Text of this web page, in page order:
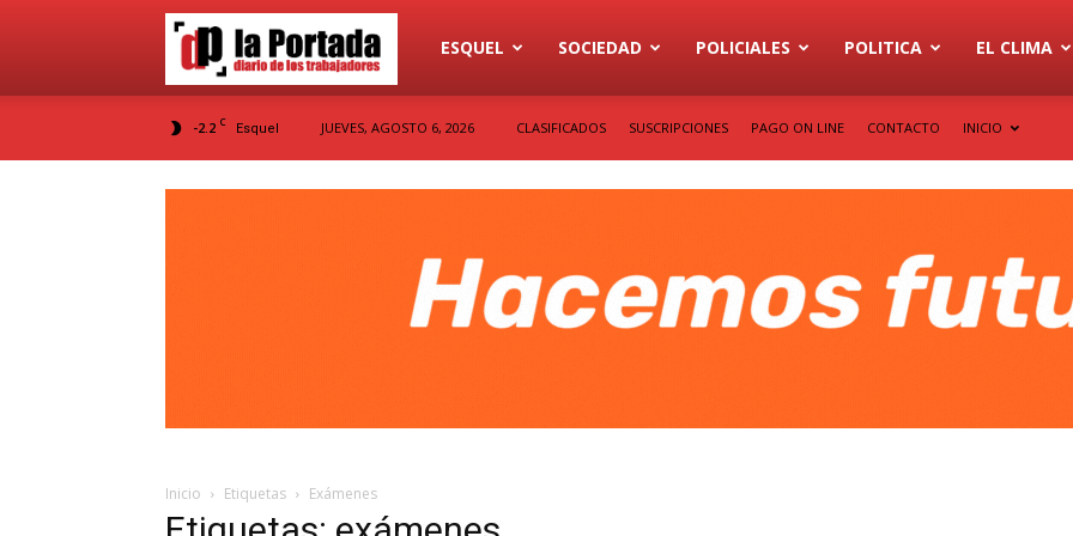
Diario
La
ESQUEL SOCIEDAD POLICIALES POLITICA EL CLIMA
-2.2 C Esquel JUEVES, AGOSTO 6, 2026 CLASIFICADOS SUSCRIPCIONES PAGO ON LINE CONTACTO INICIO
Inicio Etiquetas Exámenes